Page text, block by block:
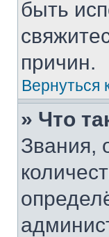
быть
причин.
Вернуться
» Что
Звания,